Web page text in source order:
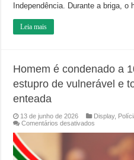
Independência. Durante a briga, o
Leia mais
Homem é condenado a
estupro de vulnerável e
enteada
13 de junho de 2026 Display,
Comentários desativados